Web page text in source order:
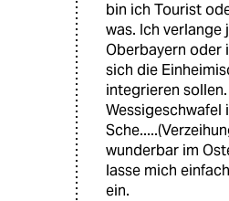
bin ich Tourist
was. Ich verlange
Oberbayern oder
sich die
integrieren
wunderbar im
lasse mich
ein.